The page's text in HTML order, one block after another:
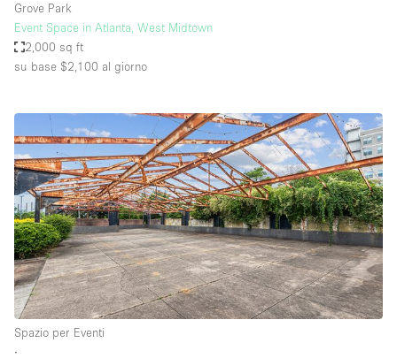
Grove Park
Event Space in Atlanta, West Midtown
2,000 sq ft
su base $2,100 al giorno
Spazio per Eventi
∙